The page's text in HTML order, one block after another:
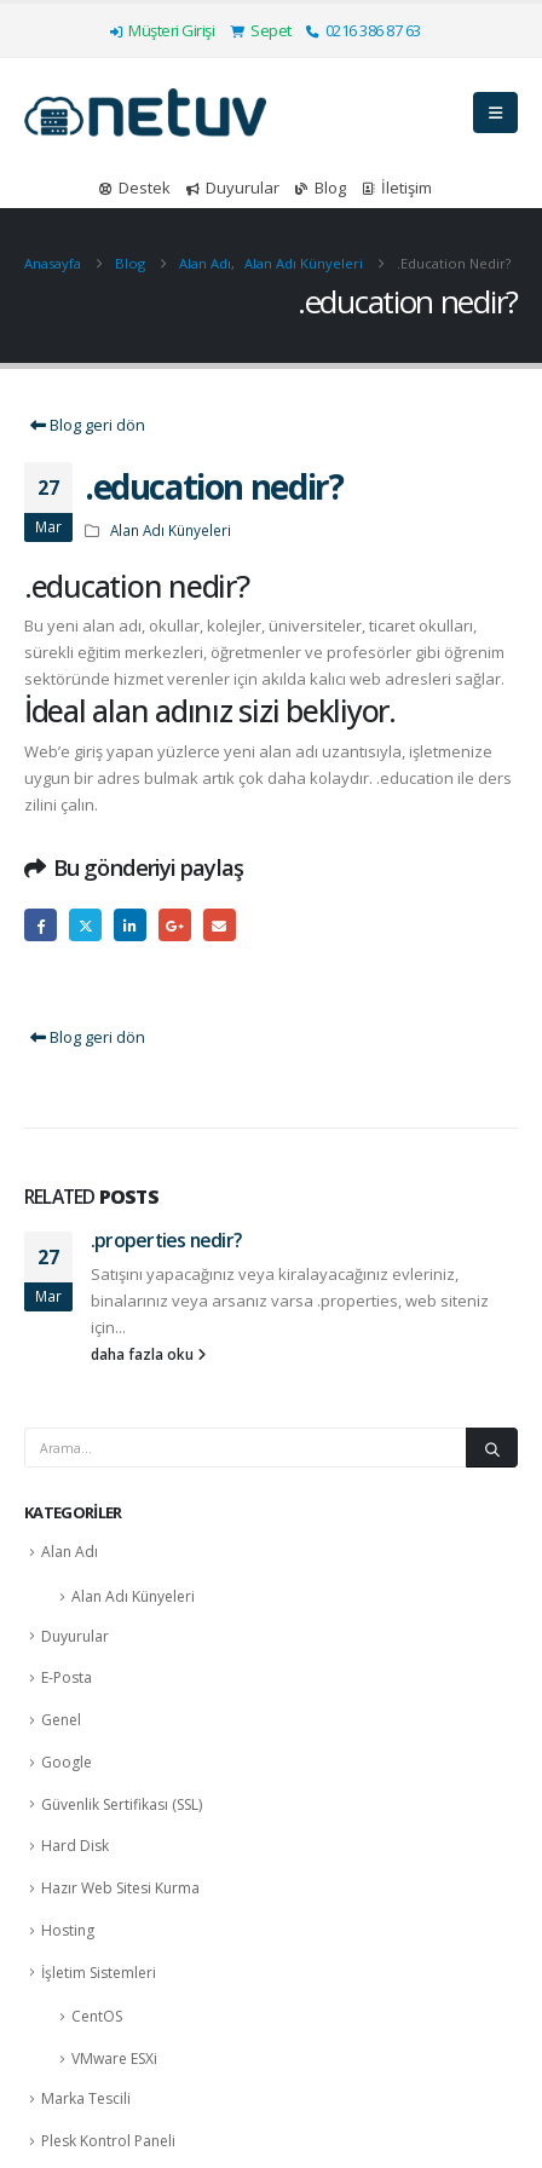
Müşteri Girişi Sepet 0216 386 87 63
Destek Duyurular Blog İletişim
Anasayfa Blog Alan Adı, Alan Adı Künyeleri .education Nedir?
.education nedir?
Blog geri dön
27
Mar
.education nedir?
Alan Adı Künyeleri
.education nedir?
Bu yeni alan adı, okullar, kolejler, üniversiteler, ticaret okulları,
sürekli eğitim merkezleri, öğretmenler ve profesörler gibi öğrenim
sektöründe hizmet verenler için akılda kalıcı web adresleri sağlar.
İdeal alan adınız sizi bekliyor.
Web’e giriş yapan yüzlerce yeni alan adı uzantısıyla, işletmenize
uygun bir adres bulmak artık çok daha kolaydır. .education ile ders
zilini çalın.
Bu gönderiyi paylaş
Blog geri dön
RELATED POSTS
27
Mar
.properties nedir?
Satışını yapacağınız veya kiralayacağınız evleriniz,
binalarınız veya arsanız varsa .properties, web siteniz
için...
daha fazla oku
KATEGORILER
Alan Adı
Alan Adı Künyeleri
Duyurular
E-Posta
Genel
Google
Güvenlik Sertifikası (SSL)
Hard Disk
Hazır Web Sitesi Kurma
Hosting
İşletim Sistemleri
CentOS
VMware ESXi
Marka Tescili
Plesk Kontrol Paneli